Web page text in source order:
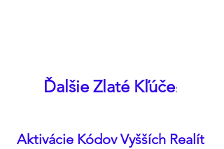
Ďalšie Zlaté Kľúče:
Aktivácie Kódov Vyšších Realít